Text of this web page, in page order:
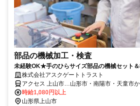
部品の機械加工・検査
未経験OK★手のひらサイズ部品の機械セット
日勤固定で働きやすい♪
株式会社アスクゲートトラスト
アクセス 上山市…山形市・南陽市・天童市
時給1,080円以上
山形県上山市